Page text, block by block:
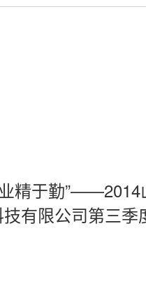
精于勤”——2014
有限公司第三季